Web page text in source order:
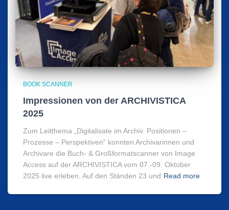
BOOK SCANNER
Impressionen von der ARCHIVISTICA
2025
Zum Leitthema „Digitalisate im Archiv. Positionen –
Prozesse – Perspektiven“ konnten Archivarinnen und
Archivare die Buch- & Großformatscanner von Image
Access auf der ARCHIVISTICA vom 07.-09. Oktober
2025 live erleben. Auf den Ständen 23 und Read more